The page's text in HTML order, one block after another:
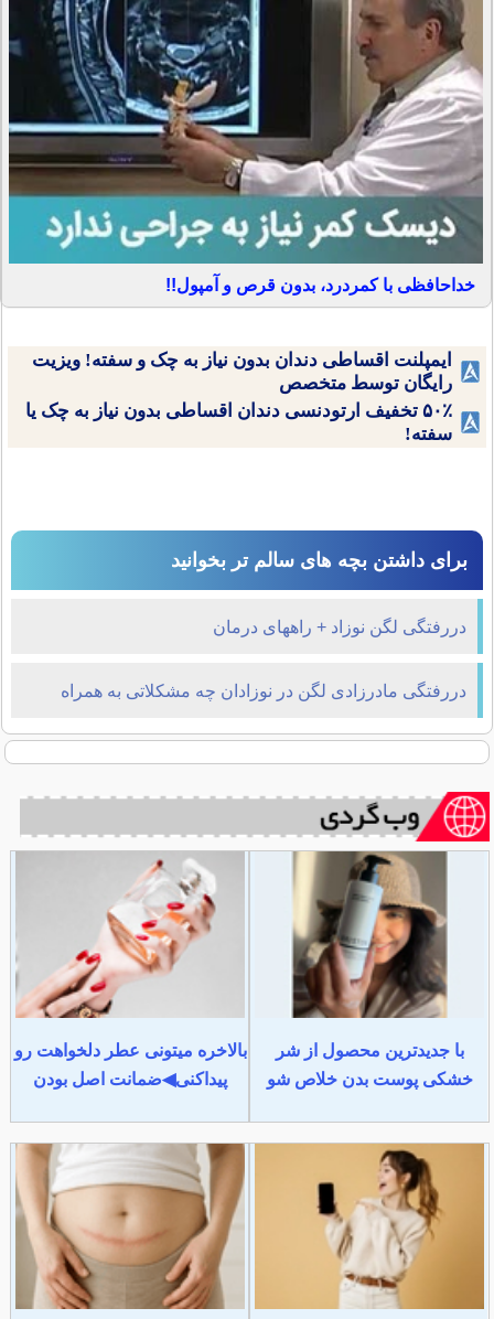
خداحافظی با کمردرد، بدون قرص و آمپول!!
ایمپلنت اقساطی دندان بدون نیاز به چک و سفته! ویزیت
رایگان توسط متخصص
۵۰٪ تخفیف ارتودنسی دندان اقساطی بدون نیاز به چک یا
سفته!
برای داشتن بچه های سالم تر بخوانید
دررفتگی لگن نوزاد + راههای درمان
دررفتگی مادرزادی لگن در نوزادان چه مشکلاتی به همراه
دارد؟
با جدیدترین محصول از شر
خشکی پوست بدن خلاص شو
بالاخره میتونی عطر دلخواهت رو
پیداکنی◀ضمانت اصل بودن